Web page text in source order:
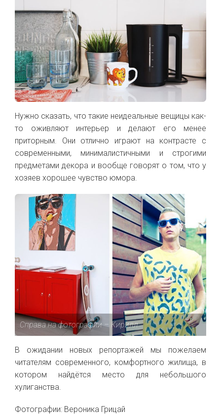
Нужно сказать, что такие неидеальные вещицы как-
то оживляют интерьер и делают его менее
приторным. Они отлично играют на контрасте с
современными, минималистичными и строгими
предметами декора и вообще говорят о том, что у
хозяев хорошее чувство юмора.
Справа на фотографии – Кирилл
В ожидании новых репортажей мы пожелаем
читателям современного, комфортного жилища, в
котором найдётся место для небольшого
хулиганства.
Фотографии: Вероника Грицай